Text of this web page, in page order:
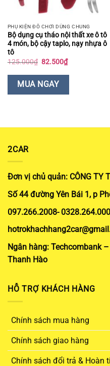
PHỤ KIỆN ĐỒ CHƠI DÙNG CHUNG
Bộ dụng cụ tháo nội thất xe ô tô
4 món, bộ cậy taplo, nạy nhựa ô
tô
125.000₫ Giá
là:
125.000₫.
82.500₫Giá
hiện
tại
MUA NGAY
2CAR
Đơn vị chủ quản: CÔNG TY
Số 44 đường Yên Bái 1, p
097.266.2008-
Ngân hàng: Techcombank
Thanh Hào
HỖ TRỢ KHÁCH HÀNG
Chính sách mua hàng
Chính sách giao hàng
Chính sách đổi trả & Hoàn